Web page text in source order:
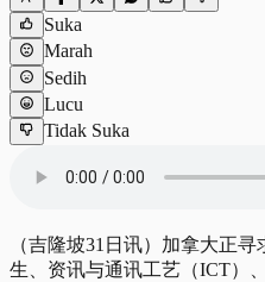
Suka
Marah
Sedih
Lucu
Tidak Suka
（吉隆坡31日讯）加拿大正
生、资讯与通讯工艺（ICT）